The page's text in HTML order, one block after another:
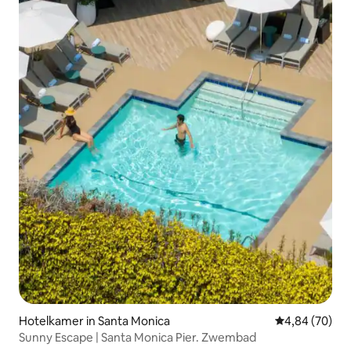
Hotelkamer in Santa Monica Gemiddelde
4,84 (70)
Sunny Escape | Santa Monica Pier. Zwembad